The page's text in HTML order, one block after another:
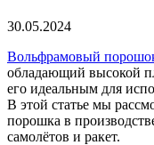
30.05.2024
Вольфрамовый
обладающий высокой
его идеальным для
В этой статье мы
порошка в
самолётов и ракет.